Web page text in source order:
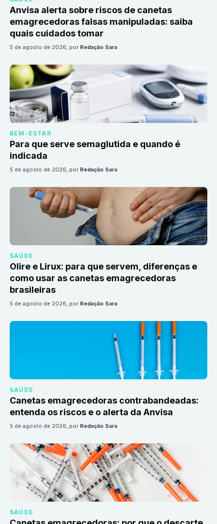
Anvisa alerta sobre riscos de canetas
emagrecedoras falsas manipuladas: saiba
quais cuidados tomar
5 de agosto de 2026, por Redação Sara
BEM-ESTAR
Para que serve semaglutida e quando é
indicada
5 de agosto de 2026, por Redação Sara
SAÚDE
Olire e Lirux: para que servem, diferenças e
como usar as canetas emagrecedoras
brasileiras
5 de agosto de 2026, por Redação Sara
SAÚDE
Canetas emagrecedoras contrabandeadas:
entenda os riscos e o alerta da Anvisa
5 de agosto de 2026, por Redação Sara
SAÚDE